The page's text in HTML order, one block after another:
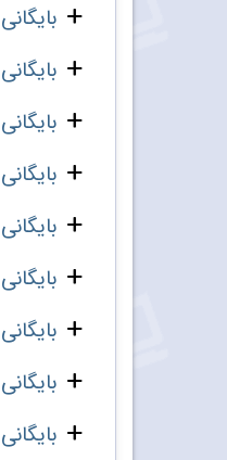
بایگانی 1375
بایگانی 1374
بایگانی 1373
بایگانی 1372
بایگانی 1371
بایگانی 1370
بایگانی 1369
بایگانی 1368
بایگانی 1367